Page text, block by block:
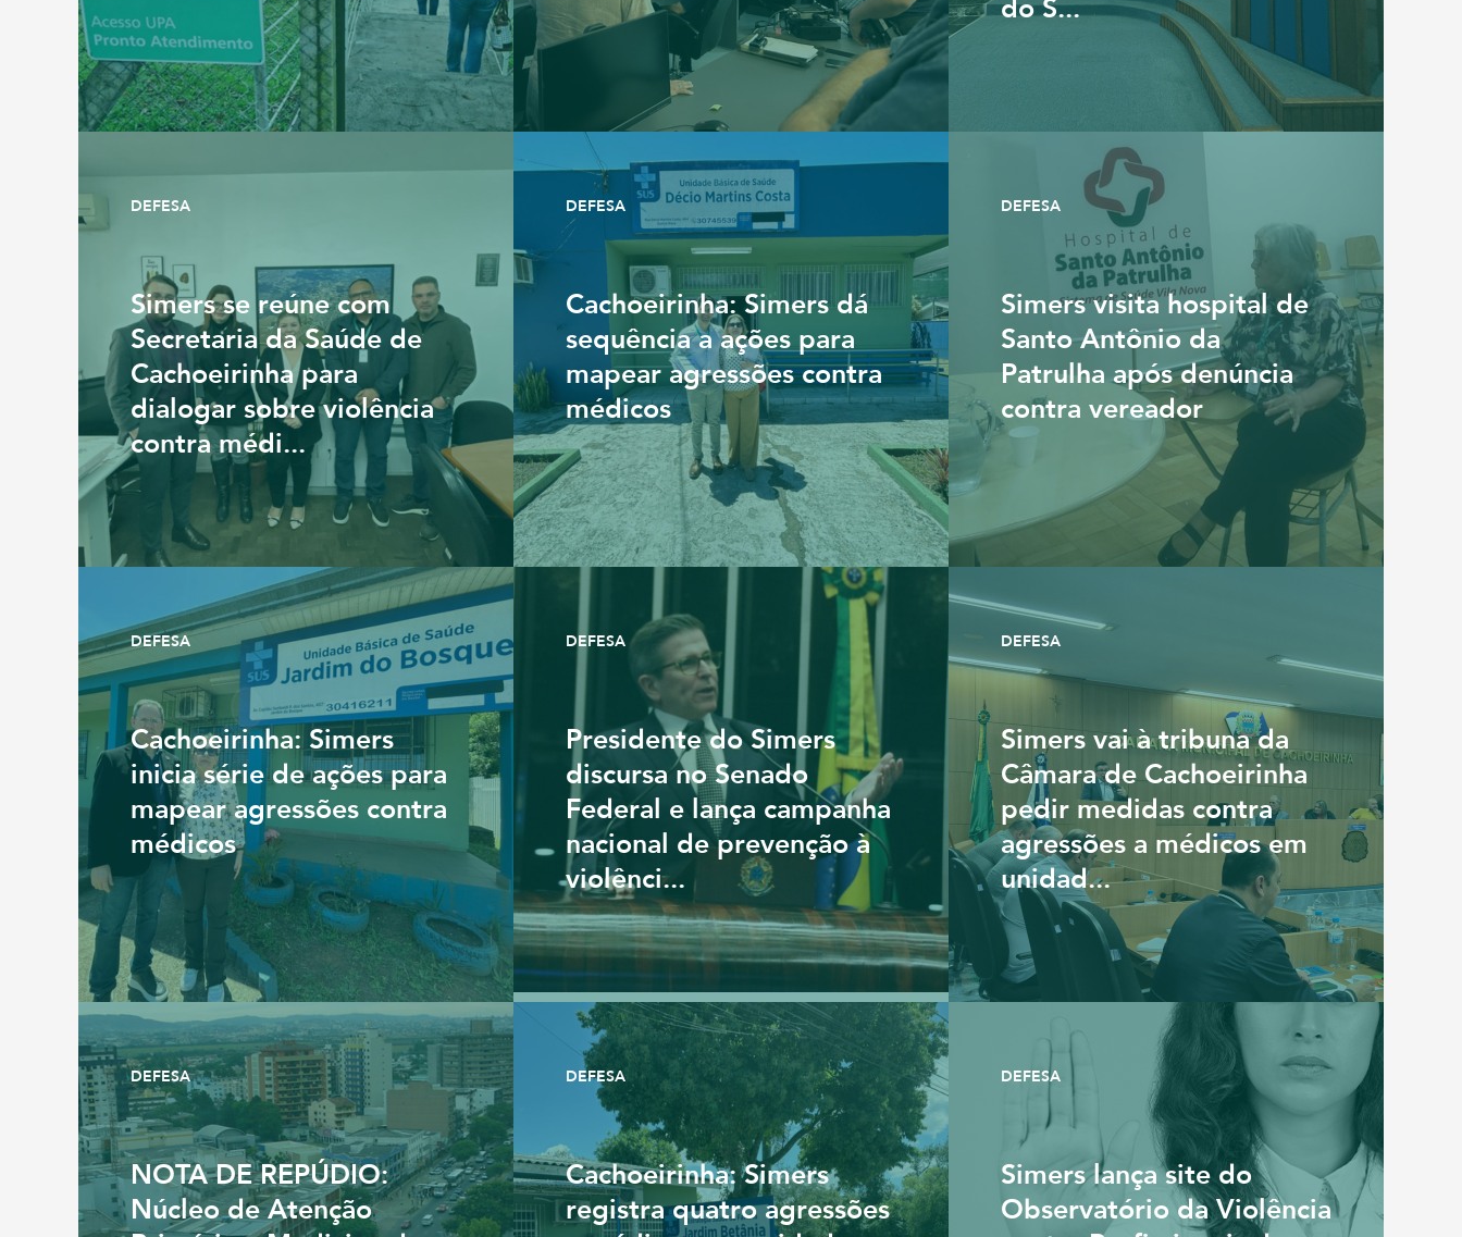
do S...
DEFESA
Simers se reúne com
Secretaria da Saúde de
Cachoeirinha para
dialogar sobre violência
contra médi...
DEFESA
Cachoeirinha: Simers dá
sequência a ações para
mapear agressões contra
médicos
DEFESA
Simers visita hospital de
Santo Antônio da
Patrulha após denúncia
contra vereador
DEFESA
Cachoeirinha: Simers
inicia série de ações para
mapear agressões contra
médicos
DEFESA
Presidente do Simers
discursa no Senado
Federal e lança campanha
nacional de prevenção à
violênci...
DEFESA
Simers vai à tribuna da
Câmara de Cachoeirinha
pedir medidas contra
agressões a médicos em
unidad...
DEFESA
NOTA DE REPÚDIO:
Núcleo de Atenção
DEFESA
Cachoeirinha: Simers
registra quatro agressões
DEFESA
Simers lança site do
Observatório da Violência